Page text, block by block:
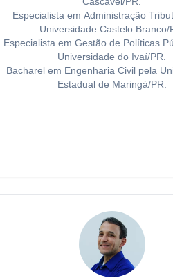
Especialista em Administração
Universidade Castelo Branco/
Especialista em Gestão de Políticas
Universidade do Ivaí/PR.
Bacharel em Engenharia Civil pela
Estadual de Maringá/PR.